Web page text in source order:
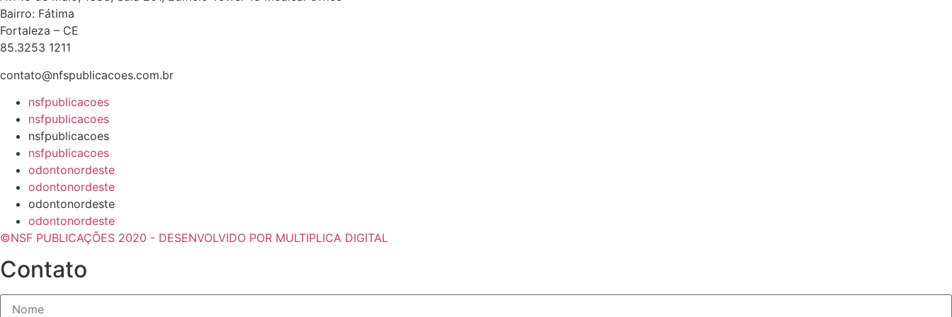
Bairro: Fátima
Fortaleza – CE
85.3253 1211
contato@nfspublicacoes.com.br
nsfpublicacoes
nsfpublicacoes
nsfpublicacoes
nsfpublicacoes
odontonordeste
odontonordeste
odontonordeste
odontonordeste
©NSF PUBLICAÇÕES 2020 - DESENVOLVIDO POR MULTIPLICA DIGITAL
Contato